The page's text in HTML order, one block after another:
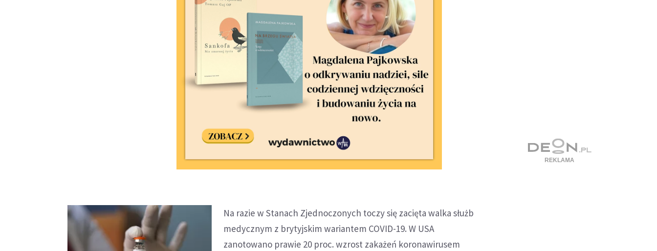
Na razie w Stanach Zjednoczonych toczy się zacięta walka służb
medycznym z brytyjskim wariantem COVID-19. W USA
zanotowano prawie 20 proc. wzrost zakażeń koronawirusem